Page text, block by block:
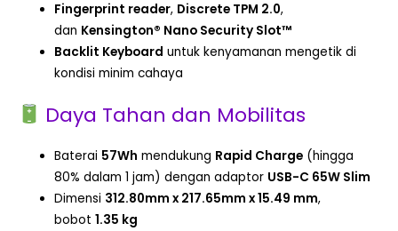
Fingerprint reader, Discrete TPM 2.0,
dan Kensington® Nano Security Slot™
Backlit Keyboard untuk kenyamanan mengetik di
kondisi minim cahaya
Daya Tahan dan Mobilitas
Baterai 57Wh mendukung Rapid Charge (hingga
80% dalam 1 jam) dengan adaptor USB-C 65W Slim
Dimensi 312.80mm x 217.65mm x 15.49 mm,
bobot1.35 kg